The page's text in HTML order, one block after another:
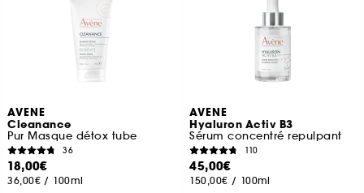
AVENE
Cleanance
Pur Masque détox tube
36
18,00€
36,00€ / 100ml
AVENE
Hyaluron Activ B3
Sérum concentré repulpant
110
45,00€
150,00€ / 100ml